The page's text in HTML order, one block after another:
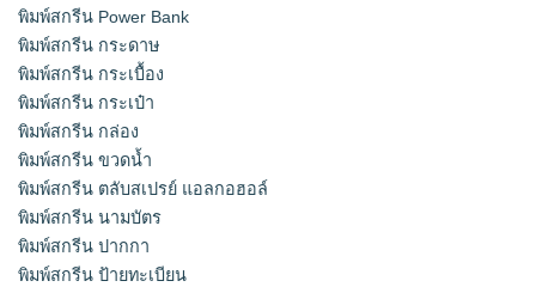
พิมพ์สกรีน Power Bank
พิมพ์สกรีน กระดาษ
พิมพ์สกรีน กระเบื้อง
พิมพ์สกรีน กระเป๋า
พิมพ์สกรีน กล่อง
พิมพ์สกรีน ขวดน้ำ
พิมพ์สกรีน ตลับสเปรย์ แอลกอฮอล์
พิมพ์สกรีน นามบัตร
พิมพ์สกรีน ปากกา
พิมพ์สกรีน ป้ายทะเบียน